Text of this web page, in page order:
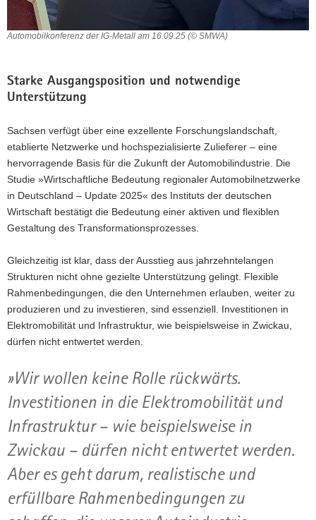
Automobilkonferenz der IG-Metall am 16.09.25 (© SMWA)
Starke Ausgangsposition und notwendige
Unterstützung
Sachsen verfügt über eine exzellente Forschungslandschaft,
etablierte Netzwerke und hochspezialisierte Zulieferer – eine
hervorragende Basis für die Zukunft der Automobilindustrie. Die
Studie »Wirtschaftliche Bedeutung regionaler Automobilnetzwerke
in Deutschland – Update 2025« des Instituts der deutschen
Wirtschaft bestätigt die Bedeutung einer aktiven und flexiblen
Gestaltung des Transformationsprozesses.
Gleichzeitig ist klar, dass der Ausstieg aus jahrzehntelangen
Strukturen nicht ohne gezielte Unterstützung gelingt. Flexible
Rahmenbedingungen, die den Unternehmen erlauben, weiter zu
produzieren und zu investieren, sind essenziell. Investitionen in
Elektromobilität und Infrastruktur, wie beispielsweise in Zwickau,
dürfen nicht entwertet werden.
»Wir wollen keine Rolle rückwärts.
Investitionen in die Elektromobilität und
Infrastruktur – wie beispielsweise in
Zwickau – dürfen nicht entwertet werden.
Aber es geht darum, realistische und
erfüllbare Rahmenbedingungen zu